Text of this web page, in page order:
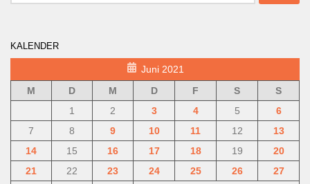
KALENDER
Juni 2021
M
D M D F S
S
1
2 3 4 5
6
7
8 9 10 11 12
13
14
15 16 17 18 19
20
21
22 23 24 25 26
27